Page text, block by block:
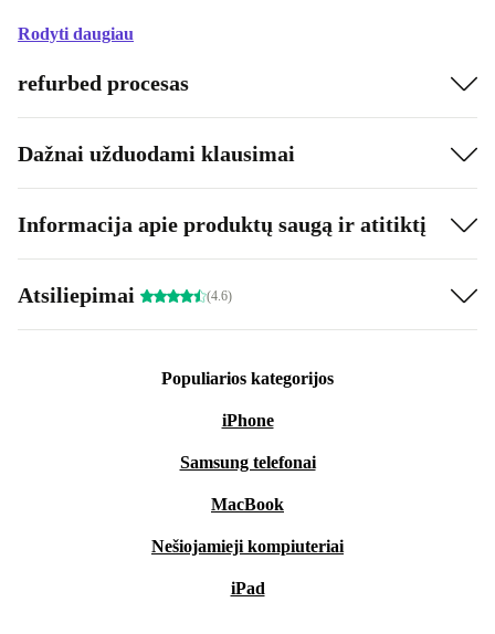
Rodyti daugiau
refurbed procesas
Dažnai užduodami klausimai
Informacija apie produktų saugą ir atitiktį
Atsiliepimai (4.6)
Populiarios kategorijos
iPhone
Samsung telefonai
MacBook
Nešiojamieji kompiuteriai
iPad